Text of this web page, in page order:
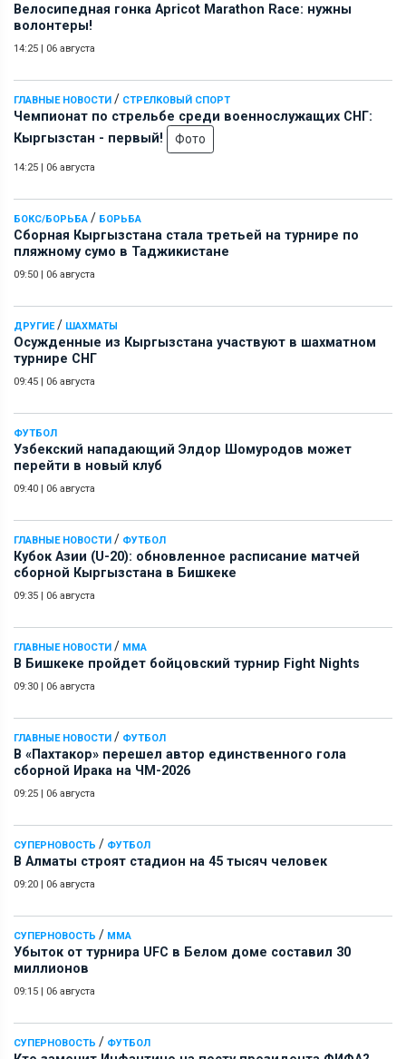
Велосипедная гонка Apricot Marathon Race: нужны
волонтеры!
14:25 | 06 августа
ГЛАВНЫЕ НОВОСТИ / СТРЕЛКОВЫЙ СПОРТ
Чемпионат по стрельбе среди военнослужащих СНГ:
Кыргызстан - первый!
Фото
14:25 | 06 августа
БОКС/БОРЬБА / БОРЬБА
Сборная Кыргызстана стала третьей на турнире по
пляжному сумо в Таджикистане
09:50 | 06 августа
ДРУГИЕ/ ШАХМАТЫ
Осужденные из Кыргызстана участвуют в шахматном
турнире СНГ
09:45 | 06 августа
ФУТБОЛ
Узбекский нападающий Элдор Шомуродов может
перейти в новый клуб
09:40 | 06 августа
ГЛАВНЫЕ НОВОСТИ / ФУТБОЛ
Кубок Азии (U-20): обновленное расписание матчей
сборной Кыргызстана в Бишкеке
09:35 | 06 августа
ГЛАВНЫЕ НОВОСТИ / ММА
В Бишкеке пройдет бойцовский турнир Fight Nights
09:30 | 06 августа
ГЛАВНЫЕ НОВОСТИ / ФУТБОЛ
В «Пахтакор» перешел автор единственного гола
сборной Ирака на ЧМ-2026
09:25 | 06 августа
СУПЕРНОВОСТЬ / ФУТБОЛ
В Алматы строят стадион на 45 тысяч человек
09:20 | 06 августа
СУПЕРНОВОСТЬ / ММА
Убыток от турнира UFC в Белом доме составил 30
миллионов
09:15 | 06 августа
СУПЕРНОВОСТЬ / ФУТБОЛ